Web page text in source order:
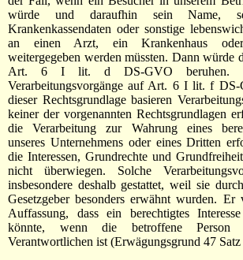
würde und daraufhin sein Name,
Krankenkassendaten oder sonstige
an einen Arzt, ein Krankenhaus
weitergegeben werden müssten. Dann würde
Art. 6 I lit. d DS-GVO beruhen.
Verarbeitungsvorgänge auf Art. 6 I lit. f
dieser Rechtsgrundlage basieren
keiner der vorgenannten Rechtsgrundlagen
die Verarbeitung zur Wahrung eines
unseres Unternehmens oder eines Dritten
die Interessen, Grundrechte und
nicht überwiegen. Solche
insbesondere deshalb gestattet, weil sie
Gesetzgeber besonders erwähnt wurden.
Auffassung, dass ein berechtigtes
könnte, wenn die betroffene
Verantwortlichen ist (Erwägungsgrund 47